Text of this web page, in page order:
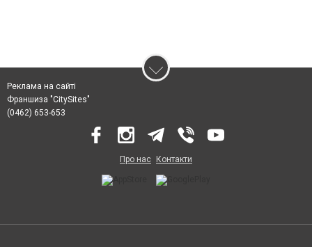
Реклама на сайті
Франшиза "CitySites"
(0462) 653-653
Про нас Контакти